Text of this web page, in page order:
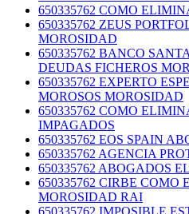
650335762 COMO
650335762 ZEUS
MOROSIDAD
650335762 BANCO
DEUDAS FICHEROS
650335762 EXPERTO
MOROSOS MOROSIDAD
650335762 COMO
IMPAGADOS
650335762 EOS SPAIN
650335762 AGENCIA
650335762 ABOGADOS
650335762 CIRBE
MOROSIDAD RAI
650335762 IMPOSIBLE